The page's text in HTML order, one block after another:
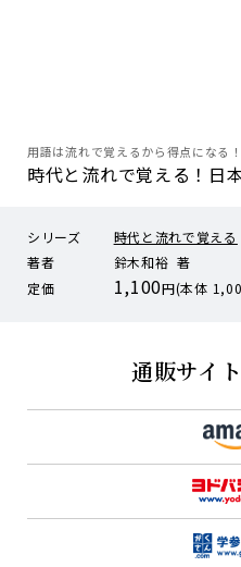
用語は流れで覚えるから得点になる！
時代と流れで覚える！日
シリーズ
時代と流れで覚える
著者
鈴木和裕 著
定価
1,100円(本体
通販サイ